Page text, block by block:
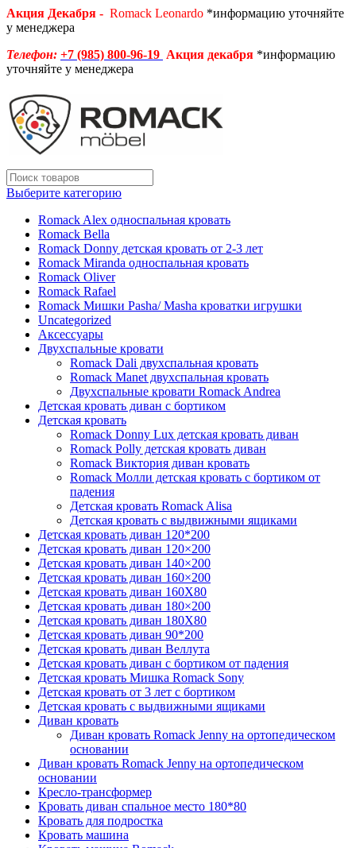
Акция Декабря - Romack Leonardo *информацию уточняйте
у менеджера
Телефон: +7 (985) 800-96-19 Акция декабря *информацию
уточняйте у менеджера
Выберите категорию
Romack Alex односпальная кровать
Romack Bella
Romack Donny детская кровать от 2-3 лет
Romack Miranda односпальная кровать
Romack Oliver
Romack Rafael
Romack Мишки Pasha/ Masha кроватки игрушки
Uncategorized
Аксессуары
Двухспальные кровати
Romack Dali двухспальная кровать
Romack Manet двухспальная кровать
Двухспальные кровати Romack Andrea
Детcкая кровать диван с бортиком
Детская кровать
Romack Donny Lux детская кровать диван
Romack Polly детская кровать диван
Romack Виктория диван кровать
Romack Молли детская кровать с бортиком от
падения
Детская кровать Romack Alisa
Детская кровать с выдвижными ящиками
Детская кровать диван 120*200
Детская кровать диван 120×200
Детская кровать диван 140×200
Детская кровать диван 160×200
Детская кровать диван 160Х80
Детская кровать диван 180×200
Детская кровать диван 180Х80
Детская кровать диван 90*200
Детская кровать диван Веллута
Детская кровать диван с бортиком от падения
Детская кровать Мишка Romack Sony
Детская кровать от 3 лет с бортиком
Детская кровать с выдвижными ящиками
Диван кровать
Диван кровать Romack Jenny на ортопедическом
основании
Диван кровать Romack Jenny на ортопедическом
основании
Кресло-трансформер
Кровать диван спальное место 180*80
Кровать для подростка
Кровать машина